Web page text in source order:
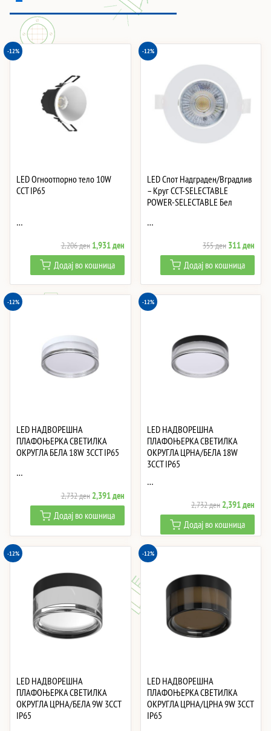
-12%
LED Огноотпорно тело 10W
CCT IP65
…
2,206ден Original
price
was:
2,206 ден.
1,931денCurrent
price
1,931 ден.
Додај во кошница
-12%
LED Спот Надграден/Вградлив
– Круг CCT-SELECTABLE
POWER-SELECTABLE Бел
…
355ден Original
price
was:
355 ден.
311ден
price
311
Додај во кошница
-12%
LED НАДВОРЕШНА
ПЛАФОЊЕРКА СВЕТИЛКА
ОКРУГЛА БЕЛА 18W 3CCT IP65
…
2,732ден Original
price
was:
2,732 ден.
2,391денCurrent
price
is:
2,391 ден.
Додај во кошница
-12%
LED НАДВОРЕШНА
ПЛАФОЊЕРКА СВЕТИЛКА
ОКРУГЛА ЦРНА/БЕЛА 18W
3CCT IP65
…
2,732ден Original
price
was:
2,732 ден.
2,391ден
price
is:
Додај во кошница
-12%
LED НАДВОРЕШНА
ПЛАФОЊЕРКА СВЕТИЛКА
ОКРУГЛА ЦРНА/БЕЛА 9W 3CCT
IP65
-12%
LED НАДВОРЕШНА
ПЛАФОЊЕРКА СВЕТИЛКА
ОКРУГЛА ЦРНА/ЦРНА 9W 3CCT
IP65